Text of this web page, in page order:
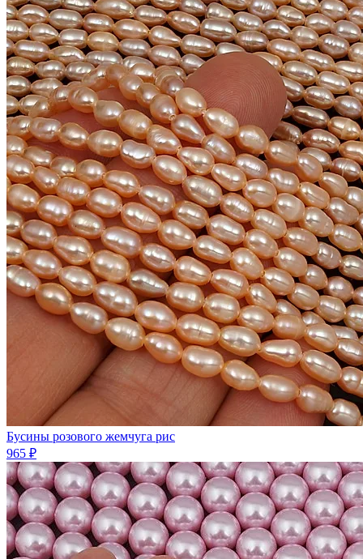
Бусины розового жемчуга рис
965 ₽